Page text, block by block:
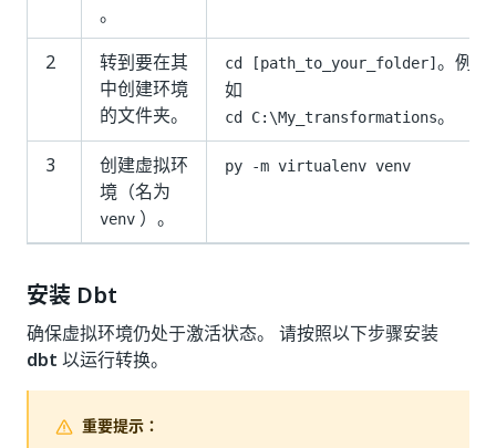
。
2
转到要在其
中创建环境
的文件夹。
cd [path_to_your_folder] 。例
如
cd C:\My_transformations。
3
创建虚拟环
境（名为
venv ）。
py -m virtualenv venv
安装 Dbt
确保虚拟环境仍处于激活状态。 请按照以下步骤安装
dbt 以运行转换。
重要提示：